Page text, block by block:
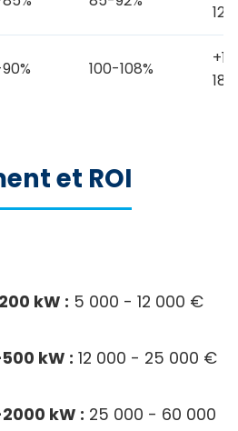
12%
100-108%
18%
et ROI
kW : 5 000 - 12 000 €
kW : 12 000 - 25 000 €
kW : 25 000 - 60 000